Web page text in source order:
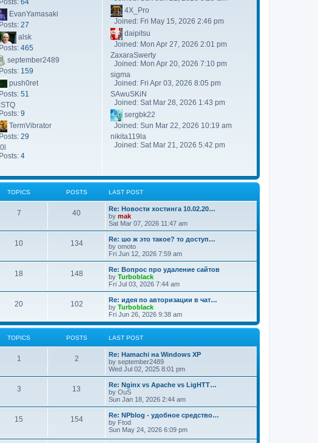
Posts: 64
EvanYamasaki
Posts: 27
alsk
Posts: 465
september2489
Posts: 159
push0ret
Posts: 51
Posts: 9
TermVibrator
Posts: 29
Posts: 4
4X_Pro
Joined: Fri May 15, 2026 2:46 pm
daipitsu
Joined: Mon Apr 27, 2026 2:01 pm
ZaxaraSwerty
Joined: Mon Apr 20, 2026 7:10 pm
sigma
Joined: Fri Apr 03, 2026 8:05 pm
SAwuSKiN
Joined: Sat Mar 28, 2026 1:43 pm
sergbk22
Joined: Sun Mar 22, 2026 10:19 am
nikita119la
Joined: Sat Mar 21, 2026 5:42 pm
TOPICS POSTS LAST POST
7 40
Re: Новости хостинга 10.02.20…
by mak
Sat Mar 07, 2026 11:47 am
10 134
Re: шо ж это такое? то доступ…
by omoto
Fri Jun 12, 2026 7:59 am
18 148
Re: Вопрос про удаление сайтов
by Turboblack
Fri Jul 03, 2026 7:44 am
20 102
Re: идея по авторизации в чат…
by Turboblack
Fri Jun 26, 2026 9:38 am
TOPICS POSTS LAST POST
1 2
Re: Hamachi на Windows XP
by september2489
Wed Jul 02, 2025 8:01 pm
3 13
Re: Nginx vs Apache vs LigHTT…
by OuS
Sun Jan 18, 2026 2:44 am
15 154
Re: NPblog - удобное средство…
by Ftod
Sun May 24, 2026 6:09 pm